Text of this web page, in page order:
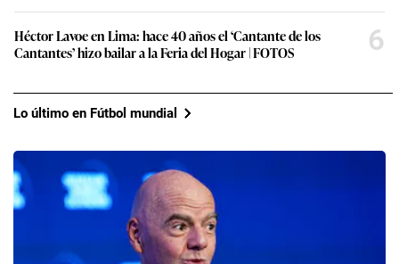
Héctor Lavoe en Lima: hace 40 años el ‘Cantante de los
Cantantes’ hizo bailar a la Feria del Hogar | FOTOS
6
Lo último en Fútbol mundial